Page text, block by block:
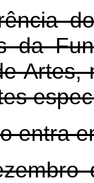
da
entra